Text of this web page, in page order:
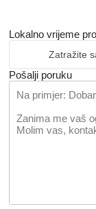
Lokalno vrijeme
Zatražite
Pošalji poruku